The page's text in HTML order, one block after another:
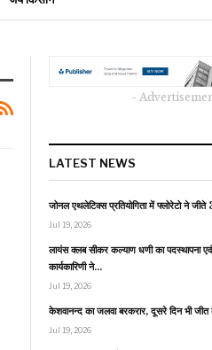
-
LATEST NEWS
जोनल एथलेटिक्स प्रतियोगिता में फ्लोरेटो ने
Jul 19, 2026
लायंस क्लब सीकर कल्याण धणी का पदस्थापना
कार्यकारिणी ने…
Jul 19, 2026
केशवानन्द का जलवा बरकरार, दूसरे दिन भी जीत
Jul 19, 2026